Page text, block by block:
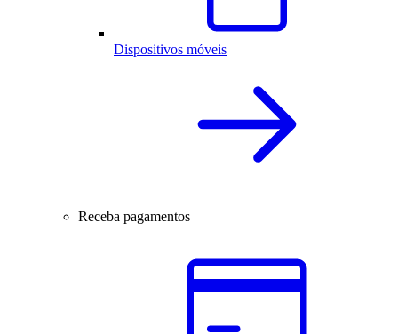
Dispositivos móveis
Receba pagamentos